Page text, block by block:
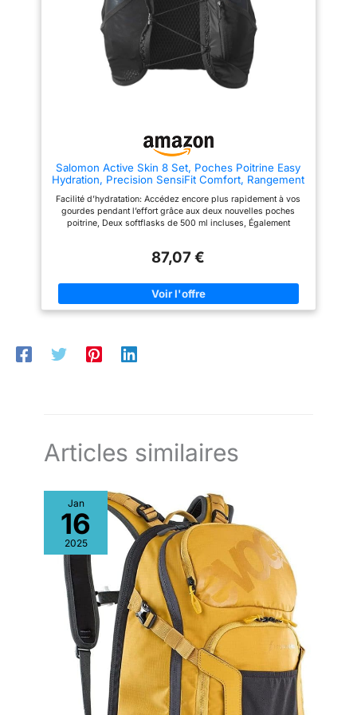
de sangles d’épaules qui
peuvent être ajustées pour
s’adapter à votre torse. Pour un
ajustement sûr et personnalisé
qui prévient tout changement
pendant le mouvement. Les
vêtements d'hydratation
nocturne et les clips de sangle
sûres. Il y a une grande poche
avec cordon élastique et deux
outre, la poche droite pour
ranger de petites bouteilles
d'eau. La poche gauche pour
et les objets, afin de pouvoir
écouter de la musique pendant
hydratant peut accompany your
hiking, biking, marche,
unisexe et conçu pour les
passionnés de sport qui veulent
porte-bâtons Custom Quiver
Salomon Active Skin 8 Set, Poches Poitrine Easy
Hydration, Precision SensiFit Comfort, Rangement
Running
Facilité d’hydratation: Accédez encore plus rapidement à vos
gourdes pendant l’effort grâce aux deux nouvelles poches
poitrine, Deux softflasks de 500 ml incluses, Également
une liberté de mouvement accrue, un mesh ultraconfortable à
reste appropriéement en place Rangement optimisé: Un
espace de rangement généreux et des poches sécurisées pour
garder tous vos accessoires à portée de main pendant vos
87,07 €
Articles similaires
Jan
16
2025